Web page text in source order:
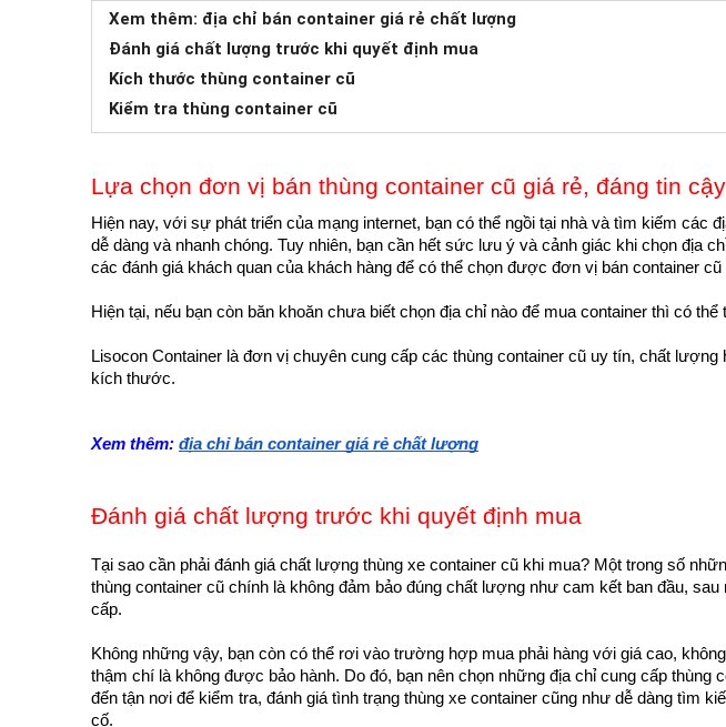
Xem thêm: địa chỉ bán container giá rẻ chất lượng
Đánh giá chất lượng trước khi quyết định mua
Kích thước thùng container cũ
Kiểm tra thùng container cũ
Lựa chọn đơn vị bán thùng container cũ giá rẻ, đáng tin cậy
Hiện nay, với sự phát triển của mạng internet, bạn có thể ngồi tại nhà và tìm kiếm các
dễ dàng và nhanh chóng. Tuy nhiên, bạn cần hết sức lưu ý và cảnh giác khi chọn địa
các đánh giá khách quan của khách hàng để có thể chọn được đơn vị bán container cũ
Hiện tại, nếu bạn còn băn khoăn chưa biết chọn địa chỉ nào để mua container thì có thể
Lisocon Container là đơn vị chuyên cung cấp các thùng container cũ uy tín, chất lượng
kích thước.
Xem thêm: địa chỉ bán container giá rẻ chất lượng
Đánh giá chất lượng trước khi quyết định mua
Tại sao cần phải đánh giá chất lượng thùng xe container cũ khi mua? Một trong số
thùng container cũ chính là không đảm bảo đúng chất lượng như cam kết ban đầu,
cấp.
Không những vậy, bạn còn có thể rơi vào trường hợp mua phải hàng với giá cao,
thậm chí là không được bảo hành. Do đó, bạn nên chọn những địa chỉ cung cấp thùng
đến tận nơi để kiểm tra, đánh giá tình trạng thùng xe container cũng như dễ dàng tìm
cố.